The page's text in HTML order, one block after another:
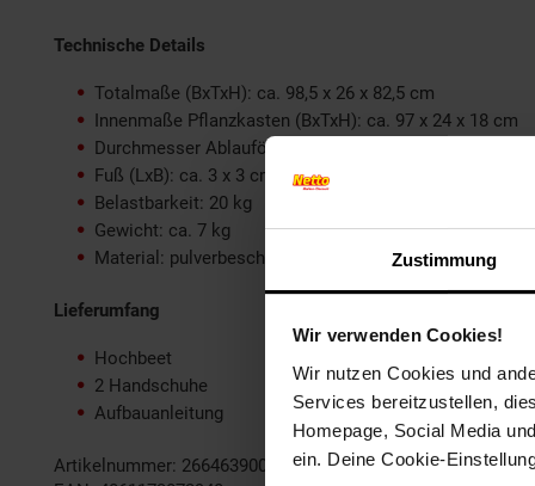
Zustimmung
Wir verwenden Cookies!
Wir nutzen Cookies und
Services bereitzustellen,
Homepage, Social Media
ein. Deine Cookie-
Technische Details
Totalmaße (BxTxH): ca. 98,5 x 26 x 82,5 cm
Innenmaße Pflanzkasten (BxTxH): ca. 97 x 24 x 18 cm
Durchmesser Ablauföffnung: ca. 1,5 cm
Fuß (LxB): ca. 3 x 3 cm
Belastbarkeit: 20 kg
Gewicht: ca. 7 kg
Material: pulverbeschichteter Stahl
Lieferumfang
Hochbeet
2 Handschuhe
Aufbauanleitung
Artikelnummer: 2664639000